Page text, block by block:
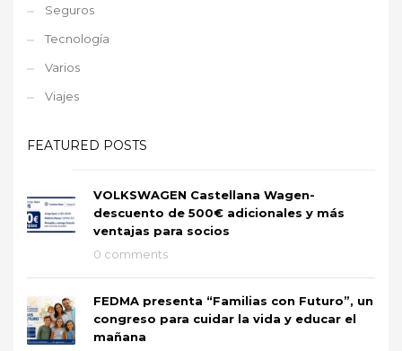
Seguros
Tecnología
Varios
Viajes
FEATURED POSTS
VOLKSWAGEN Castellana Wagen-
descuento de 500€ adicionales y más
ventajas para socios
0 comments
FEDMA presenta “Familias con Futuro”, un
congreso para cuidar la vida y educar el
mañana